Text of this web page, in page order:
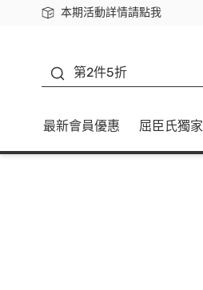
本期活動詳情請點我
下載app最高回饋$350
第2件5折
最新會員優惠 屈臣氏獨家